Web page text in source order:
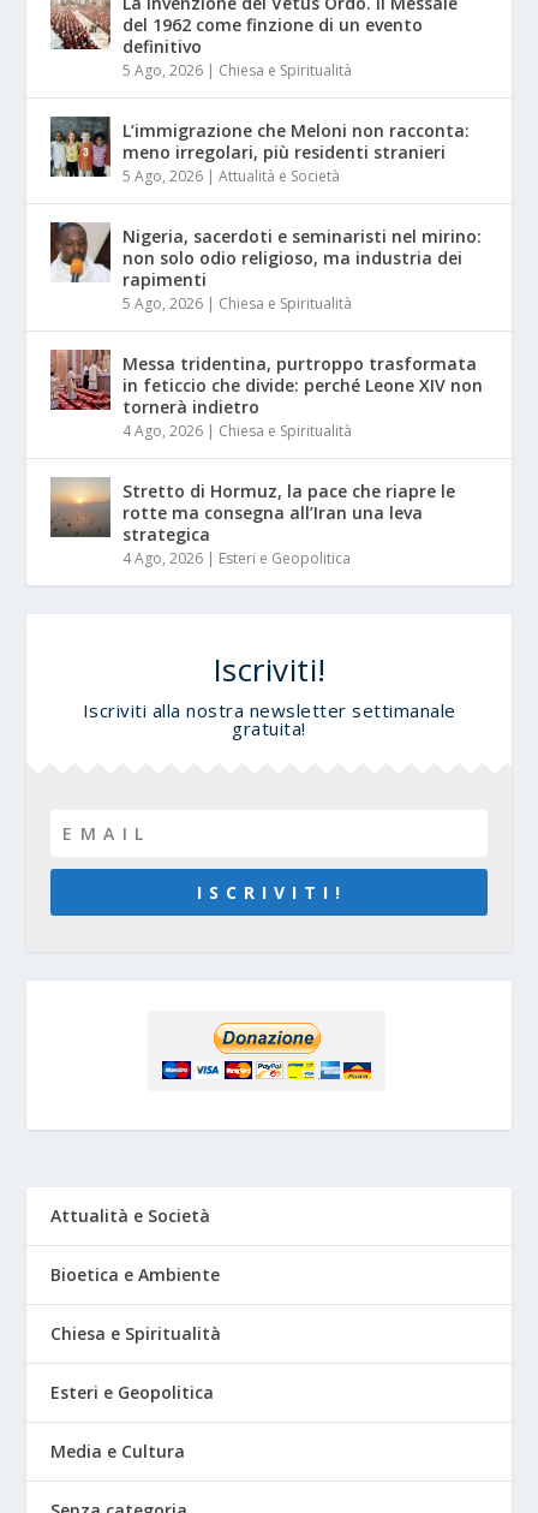
del 1962 come finzione di un evento
definitivo
5 Ago, 2026 | Chiesa e Spiritualità
L’immigrazione che Meloni non racconta:
meno irregolari, più residenti stranieri
5 Ago, 2026 |Attualità e Società
Nigeria, sacerdoti e seminaristi nel mirino:
non solo odio religioso, ma industria dei
rapimenti
5 Ago, 2026 | Chiesa e Spiritualità
Messa tridentina, purtroppo trasformata
in feticcio che divide: perché Leone XIV non
tornerà indietro
4 Ago, 2026 | Chiesa e Spiritualità
Stretto di Hormuz, la pace che riapre le
rotte ma consegna all’Iran una leva
strategica
4 Ago, 2026 | Esteri e Geopolitica
Iscriviti!
Iscriviti alla nostra newsletter settimanale
gratuita!
I S C R I V I T I !
Attualità e Società
Bioetica e Ambiente
Chiesa e Spiritualità
Esteri e Geopolitica
Media e Cultura